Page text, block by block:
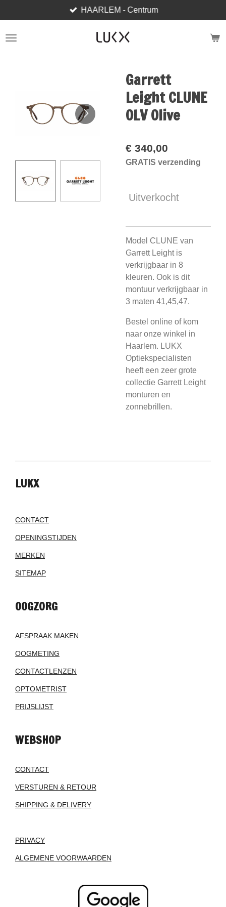
direct
naar
HAARLEM - Centrum
Garrett
Leight CLUNE
OLV Olive
€ 340,00
GRATIS verzending
Uitverkocht
Model CLUNE van
Garrett Leight is
verkrijgbaar in 8
kleuren. Ook is dit
montuur verkrijgbaar in
3 maten 41,45,47.
Bestel online of kom
naar onze winkel in
Haarlem. LUKX
Optiekspecialisten
heeft een zeer grote
collectie Garrett Leight
monturen en
zonnebrillen.
LUKX
CONTACT
OPENINGSTIJDEN
MERKEN
SITEMAP
OOGZORG
AFSPRAAK MAKEN
OOGMETING
CONTACTLENZEN
OPTOMETRIST
PRIJSLIJST
WEBSHOP
CONTACT
VERSTUREN & RETOUR
SHIPPING & DELIVERY
PRIVACY
ALGEMENE VOORWAARDEN